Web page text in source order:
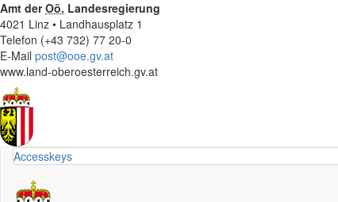
Amt derOö. Landesregierung
4021 Linz • Landhausplatz 1
Telefon (+43 732) 77 20-0
E-Mail post@ooe.gv.at
www.land-oberoesterreich.gv.at
Accesskeys